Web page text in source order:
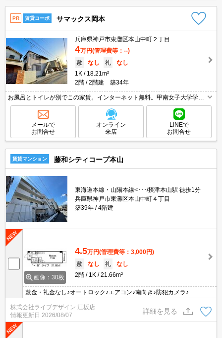
PR 賃貸コーポ サマックス岡本
兵庫県神戸市東灘区本山中町２丁目
4万円(管理費等：--)
敷
なし 礼
なし
1K
18.21m²
2階
2階建 築34年
お風呂とトイレが別でこの家賃。インターネット無料。甲南女子大学学生
様オススメ。敷金・礼金なし。初期費用も家賃も抑えたいあなたにオスス
メ。買い物便利な立地ですよ～!!。画像の家具小物は付いていません。
メールで
お問合せ
オンライン
来店
LINEで
お問合せ
賃貸マンション 藤和シティコープ本山
東海道本線・山陽本線<･･･/摂津本山駅 徒歩1分
兵庫県神戸市東灘区本山中町４丁目
築39年
4階建
画像：30枚
4.5万円(管理費等：3,000円)
敷
なし 礼
なし
2階
1K 21.66m²
敷金・礼金なし♪オートロック♪エアコン♪南向き♪防犯カメラ♪
株式会社ライブデザイン 江坂店
情報更新日 2026/08/07
詳細を見る